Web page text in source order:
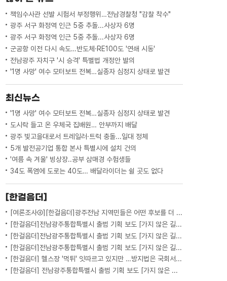
책임수사관 선발 시험서 부정행위…전남경찰청 "감찰 착수"
광주 서구 화정역 인근 5중 추돌...사상자 6명
광주 서구 화정역 인근 5중 추돌...사상자 6명
군공항 이전 다시 속도…반도체·RE100도 '연쇄 시동'
전남광주 자치구 '시 승격' 특별법 개정안 발의
'1명 사망' 여수 모터보트 전복…실종자 심정지 상태로 발견
최신뉴스
'1명 사망' 여수 모터보트 전복…실종자 심정지 상태로 발견
도시락 들고 온 우체국 집배원… 안부까지 배달
광주 빛고을대로서 트레일러·트럭 충돌...일대 정체
5개 발전공기업 통합 본사 특별시에 설치 건의
'여름 속 겨울' 빙상장..공부 삼매경 수험생들
34도 폭염에 도로는 40도… 배달라이더는 쉴 곳도 없다
[한걸음더]
[여론조사④][한걸음더]광주전남 지역민들은 어떤 후보를 더 선호할까.. 변수는?
[한걸음더]전남광주통합특별시 출범 기획 보도 [가지 않은 길] 5편 프랑스 헌법에 새긴 '지방 분권'..전남광주 통합 성공 조건은?
[한걸음더]전남광주통합특별시 출범 기획 보도 [가지 않은 길] 4편 프랑스 지역 통합 10년 성적표
[한걸음더]전남광주통합특별시 출범 기획 보도 [가지 않은 길] 3편 프랑스 통합 10년 지났지만..."우린 여전히 알자스인"
[한걸음더] 헬스장 '먹튀' 잇따르고 있지만 …방지법은 국회서 낮잠
[한걸음더] 전남광주통합특별시 출범 기획 보도 [가지 않은 길] 2편 지방이 주도한 투자..'유럽 상위 5개 지역' 도약 비결은?